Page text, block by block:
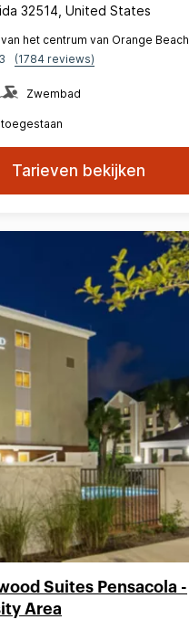
32514, United States
het centrum van Orange Beach
(1784 reviews)
Zwembad
Tarieven bekijken
Suites Pensacola -
Area